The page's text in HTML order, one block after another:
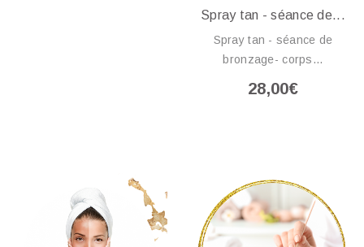
Spray tan - séance de...
Spray tan - séance de
bronzage- corps...
28,00€